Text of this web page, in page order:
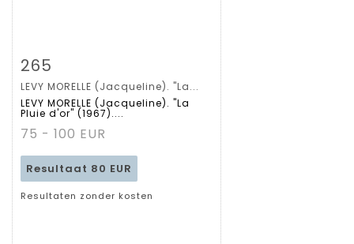
Gedetailleerde
fiche
265
LEVY MORELLE (Jacqueline). "La...
LEVY MORELLE (Jacqueline). "La
Pluie d'or" (1967)....
75 - 100 EUR
Resultaat 80 EUR
Resultaten zonder kosten